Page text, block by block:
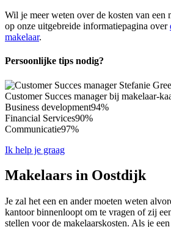
Wil je meer weten over de kosten van een
op onze uitgebreide informatiepagina over
makelaar.
Persoonlijke tips nodig?
Customer Succes manager bij makelaar-
Business development94%
Financial Services90%
Communicatie97%
Ik help je graag
Makelaars in Oostdijk
Je zal het een en ander moeten weten
kantoor binnenloopt om te vragen of zij
stellen voor de makelaarskosten. Als je